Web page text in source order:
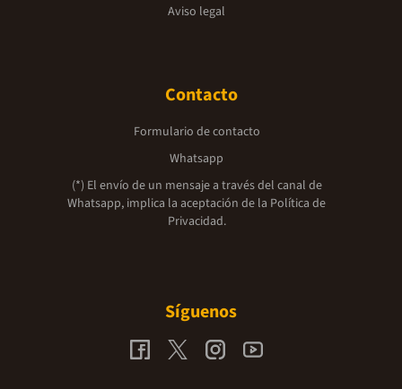
Aviso legal
Contacto
Formulario de contacto
Whatsapp
(*) El envío de un mensaje a través del canal de
Whatsapp, implica la aceptación de la Política de
Privacidad.
Síguenos